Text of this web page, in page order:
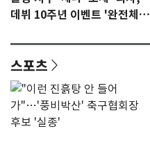
데뷔 10주년 이벤트 '완전체'
스포츠